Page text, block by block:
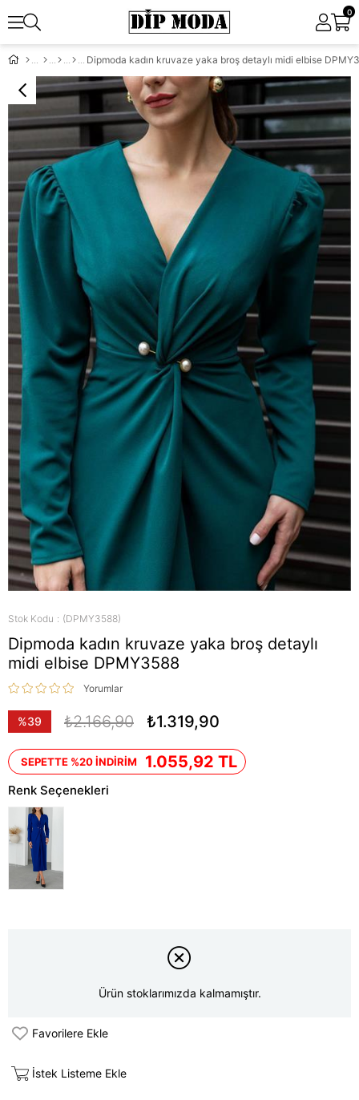
0
Dipmoda kadın kruvaze yaka broş detaylı midi elbise
Stok Kodu (DPMY3588)
Dipmoda kadın kruvaze yaka broş detaylı
midi elbise DPMY3588
Yorumlar
%39
₺2.166,90 ₺1.319,90
SEPETTE %20 İNDİRİM 1.055,92 TL
Renk Seçenekleri
Ürün stoklarımızda kalmamıştır.
Favorilere Ekle
İstek Listeme Ekle